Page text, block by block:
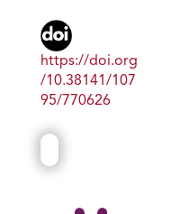
https://doi.org
/10.38141/107
95/770626